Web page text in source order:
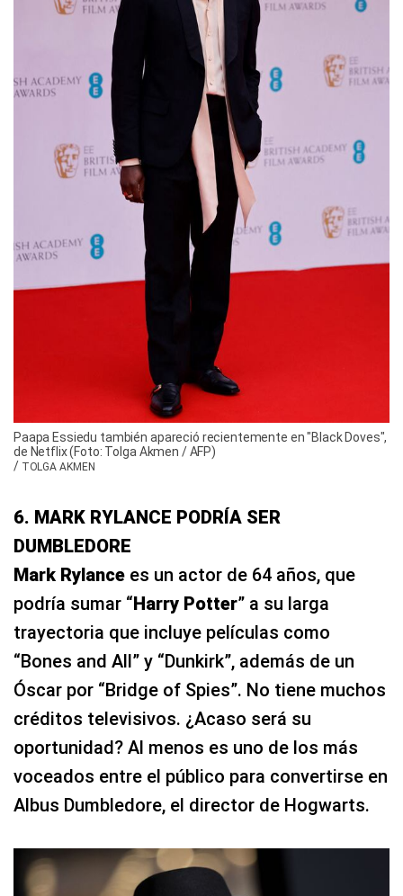
Paapa Essiedu también apareció recientemente en "Black Doves",
de Netflix (Foto: Tolga Akmen / AFP)
/ TOLGA AKMEN
6. MARK RYLANCE PODRÍA SER
DUMBLEDORE
Mark Rylance es un actor de 64 años, que
podría sumar “Harry Potter” a su larga
trayectoria que incluye películas como
“Bones and All” y “Dunkirk”, además de un
Óscar por “Bridge of Spies”. No tiene muchos
créditos televisivos. ¿Acaso será su
oportunidad? Al menos es uno de los más
voceados entre el público para convertirse en
Albus Dumbledore, el director de Hogwarts.